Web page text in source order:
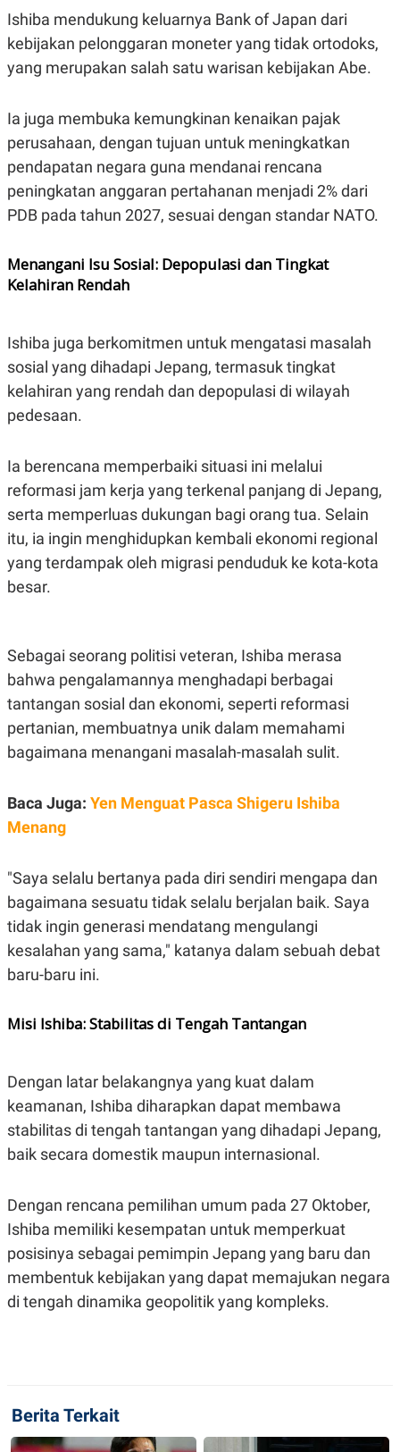
G
G
A
N
A
E
A
K
E
R
J
A
E
T
N
E
P
A
R
A
D
V
T
I
S
K
G
M
E
D
I
I
D
SITEMAPPROFILETERM
OF
PRIVACY
POLICY
Ishiba mendukung keluarnya Bank of Japan dari
kebijakan pelonggaran moneter yang tidak ortodoks,
yang merupakan salah satu warisan kebijakan Abe.
Ia juga membuka kemungkinan kenaikan pajak
perusahaan, dengan tujuan untuk meningkatkan
pendapatan negara guna mendanai rencana
peningkatan anggaran pertahanan menjadi 2% dari
PDB pada tahun 2027, sesuai dengan standar NATO.
Menangani Isu Sosial: Depopulasi dan Tingkat
Kelahiran Rendah
Ishiba juga berkomitmen untuk mengatasi masalah
sosial yang dihadapi Jepang, termasuk tingkat
kelahiran yang rendah dan depopulasi di wilayah
pedesaan.
Ia berencana memperbaiki situasi ini melalui
reformasi jam kerja yang terkenal panjang di Jepang,
serta memperluas dukungan bagi orang tua. Selain
itu, ia ingin menghidupkan kembali ekonomi regional
yang terdampak oleh migrasi penduduk ke kota-kota
besar.
Sebagai seorang politisi veteran, Ishiba merasa
bahwa pengalamannya menghadapi berbagai
tantangan sosial dan ekonomi, seperti reformasi
pertanian, membuatnya unik dalam memahami
bagaimana menangani masalah-masalah sulit.
Baca Juga: Yen Menguat Pasca Shigeru Ishiba
Menang
"Saya selalu bertanya pada diri sendiri mengapa dan
bagaimana sesuatu tidak selalu berjalan baik. Saya
tidak ingin generasi mendatang mengulangi
kesalahan yang sama," katanya dalam sebuah debat
baru-baru ini.
Misi Ishiba: Stabilitas di Tengah Tantangan
Dengan latar belakangnya yang kuat dalam
keamanan, Ishiba diharapkan dapat membawa
stabilitas di tengah tantangan yang dihadapi Jepang,
baik secara domestik maupun internasional.
Dengan rencana pemilihan umum pada 27 Oktober,
Ishiba memiliki kesempatan untuk memperkuat
posisinya sebagai pemimpin Jepang yang baru dan
membentuk kebijakan yang dapat memajukan negara
di tengah dinamika geopolitik yang kompleks.
Berita Terkait